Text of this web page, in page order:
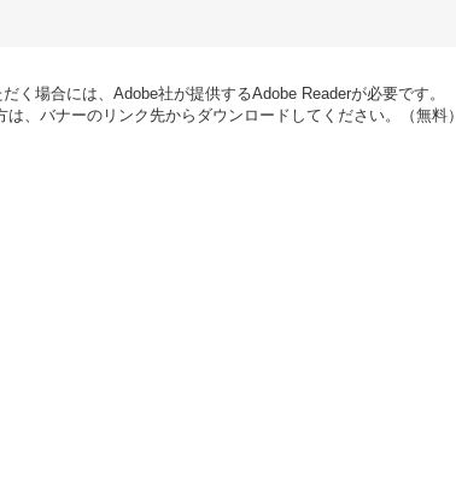
く場合には、Adobe社が提供するAdobe Readerが必要です。
、バナーのリンク先からダウンロードしてください。（無料）